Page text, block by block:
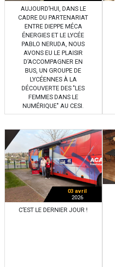
AUJOURD’HUI, DANS LE
CADRE DU PARTENARIAT
ENTRE DIEPPE MÉCA
ÉNERGIES ET LE LYCÉE
PABLO NERUDA, NOUS
AVONS EU LE PLAISIR
D’ACCOMPAGNER EN
BUS, UN GROUPE DE
LYCÉENNES À LA
DÉCOUVERTE DES "LES
FEMMES DANS LE
NUMÉRIQUE" AU CESI.
03 avril
2026
C’EST LE DERNIER JOUR !